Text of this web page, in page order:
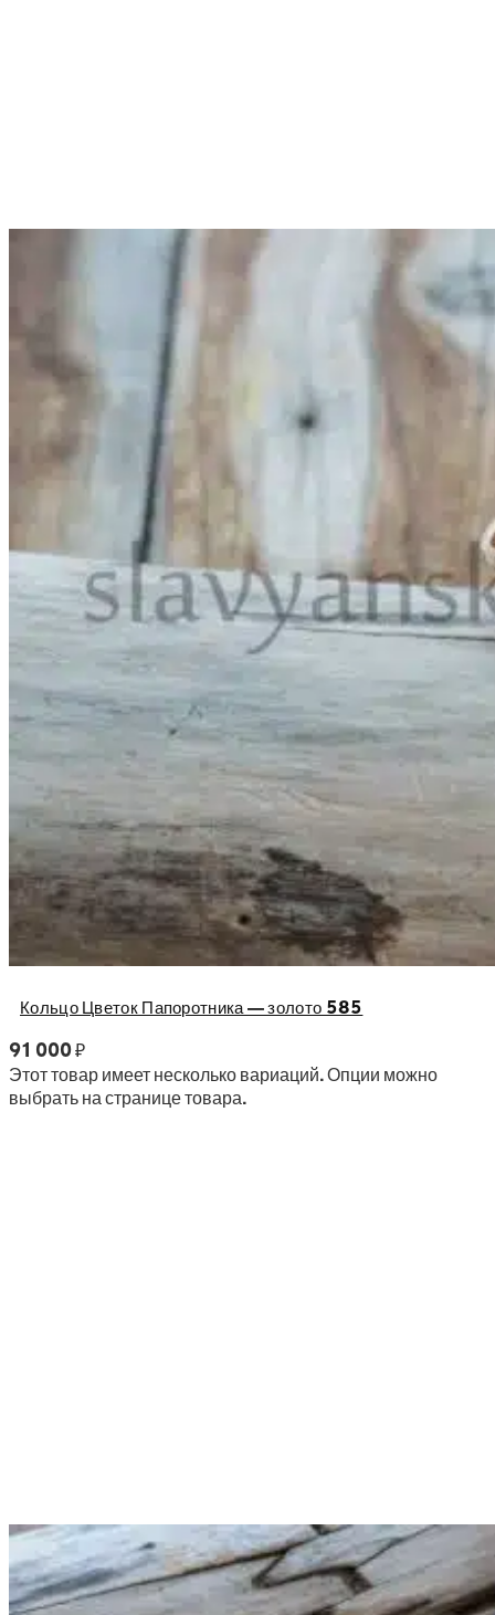
Кольцо Цветок Папоротника — золото 585
91 000₽
Этот товар имеет несколько вариаций. Опции можно
выбрать на странице товара.